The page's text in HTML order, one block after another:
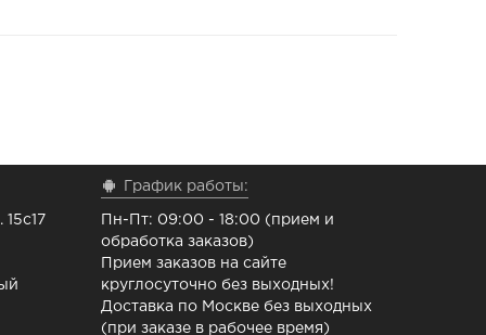
График работы:
Пн-Пт: 09:00 - 18:00 (прием и
обработка заказов)
Прием заказов на сайте
круглосуточно без выходных!
Доставка по Москве без выходных
(при заказе в рабочее время)